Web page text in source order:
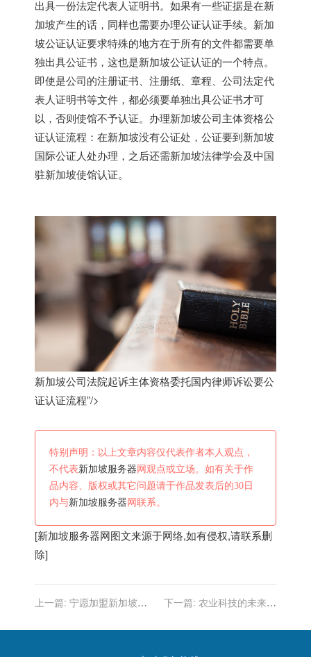
出具一份法定代表人证明书。如果有一些证据是在新
加坡产生的话，同样也需要办理公证认证手续。 新加
坡公证认证要求特殊的地方在于所有的文件都需要单
独出具公证书，这也是新加坡公证认证的一个特点。
即使是公司的注册证书、注册纸、章程、公司法定代
表人证明书等文件，都必须要单独出具公证书才可
以，否则使馆不予认证。办理新加坡公司主体资格公
证认证流程：在新加坡没有公证处，公证要到新加坡
国际公证人处办理，之后还需新加坡法律学会及中国
驻新加坡使馆认证。
新加坡公司法院起诉主体资格委托国内律师诉讼要公
证认证流程”/>
特别声明：以上文章内容仅代表作者本人观点，
不代表新加坡服务器 网观点或立场。如有关于作
品内容、版权或其它问题请于作品发表后的30日
内与新加坡服务器 网联系。
[新加坡服务器网图文来源于网络,如有侵权,请联系删
除]
上一篇: 宁愿加盟新加坡球
踢亚冠
下一篇: 农业科技的未来：